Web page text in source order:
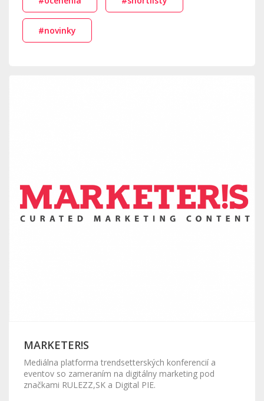
#novinky
MARKETER!S
Mediálna platforma trendsetterských konferencií a
eventov so zameraním na digitálny marketing pod
značkami RULEZZ,SK a Digital PIE.